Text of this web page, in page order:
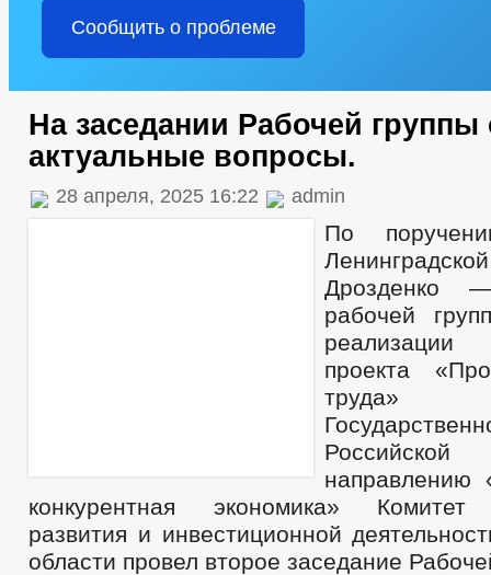
Сообщить о проблеме
На заседании Рабочей группы
актуальные вопросы.
28 апреля, 2025 16:22 admin
По
Дрозденко
рабочей
реализации
проекта
труда»
направлению
конкурентная экономика» Комитет
развития и инвестиционной
области провел второе заседание